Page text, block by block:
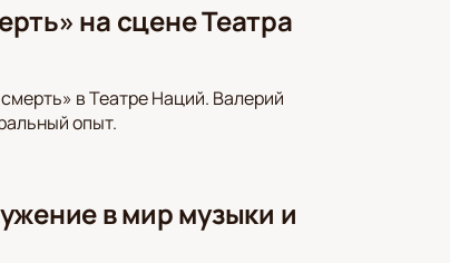
на сцене Театра
в Театре Наций. Валерий
опыт.
в мир музыки и